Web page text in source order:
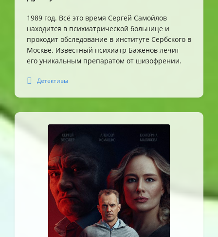
1989 год. Всё это время Сергей Самойлов
находится в психиатрической больнице и
проходит обследование в институте Сербского в
Москве. Известный психиатр Баженов лечит
его уникальным препаратом от шизофрении.
Детективы